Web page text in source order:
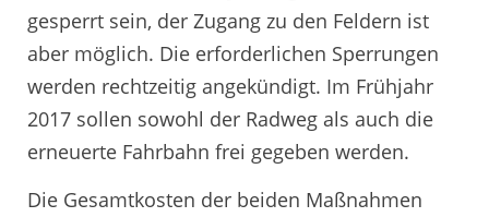
gesperrt sein, der Zugang zu den Feldern ist
aber möglich. Die erforderlichen Sperrungen
werden rechtzeitig angekündigt. Im Frühjahr
2017 sollen sowohl der Radweg als auch die
erneuerte Fahrbahn frei gegeben werden.
Die Gesamtkosten der beiden Maßnahmen